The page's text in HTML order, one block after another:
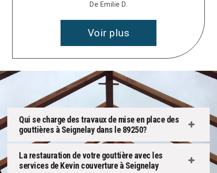
De Emilie D.
Voir plus
Qui se charge des travaux de mise en place des
gouttières à Seignelay dans le 89250?
La restauration de votre gouttière avec les
services de Kevin couverture à Seignelay